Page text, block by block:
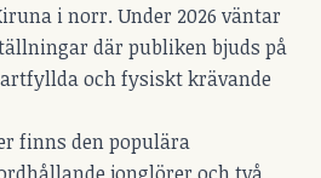
i norr. Under 2026 väntar
där publiken bjuds på
och fysiskt krävande
finns den populära